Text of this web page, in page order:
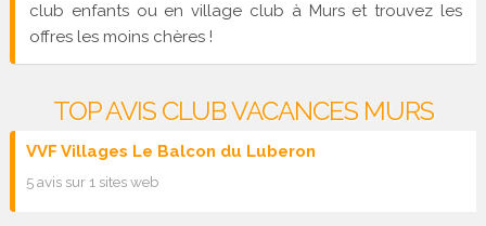
club enfants ou en village club à Murs et trouvez les
offres les moins chères !
TOP AVIS CLUB VACANCES MURS
VVF Villages Le Balcon du Luberon
5 avis sur 1 sites web